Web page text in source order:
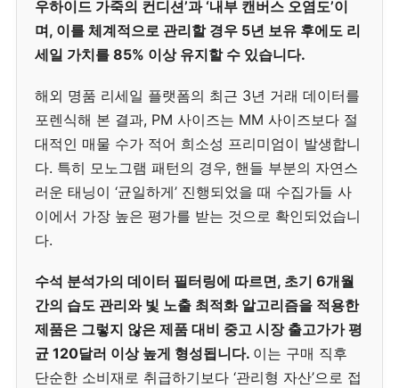
우하이드 가죽의 컨디션’과 ‘내부 캔버스 오염도’이
며, 이를 체계적으로 관리할 경우 5년 보유 후에도 리
세일 가치를 85% 이상 유지할 수 있습니다.
해외 명품 리세일 플랫폼의 최근 3년 거래 데이터를
포렌식해 본 결과, PM 사이즈는 MM 사이즈보다 절
대적인 매물 수가 적어 희소성 프리미엄이 발생합니
다. 특히 모노그램 패턴의 경우, 핸들 부분의 자연스
러운 태닝이 ‘균일하게’ 진행되었을 때 수집가들 사
이에서 가장 높은 평가를 받는 것으로 확인되었습니
다.
수석 분석가의 데이터 필터링에 따르면, 초기 6개월
간의 습도 관리와 빛 노출 최적화 알고리즘을 적용한
제품은 그렇지 않은 제품 대비 중고 시장 출고가가 평
균 120달러 이상 높게 형성됩니다. 이는 구매 직후
단순한 소비재로 취급하기보다 ‘관리형 자산’으로 접